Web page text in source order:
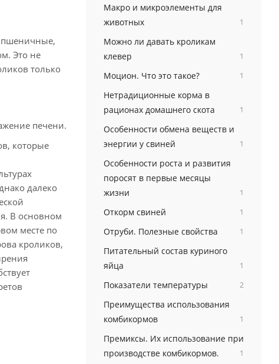
пшеничные,
Это не
только
печени.
которые
далеко
В основном
месте по
кроликов,
Макро и микроэлементы для
животных
1
Можно ли давать кроликам
клевер
1
Моцион. Что это такое? 1
Нетрадиционные корма в
рационах домашнего скота
1
Особенности обмена веществ и
энергии у свиней
1
Особенности роста и развития
поросят в первые месяцы
жизни
1
Откорм свиней 1
Отруби. Полезные свойства 1
Питательный состав куриного
яйца
1
Показатели температуры 2
Преимущества использования
комбикормов
1
Премиксы. Их использование при
производстве комбикормов.
1